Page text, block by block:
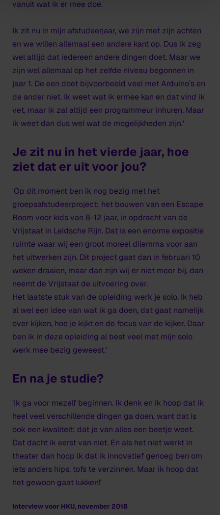
vanuit wat ik er mee doe.
Ik zit nu in mijn afstudeerjaar, we zijn met zijn achten
en we willen allemaal een andere kant op. Dus ik zeg
wel altijd dat iedereen andere dingen doet. Maar we
zijn wel allemaal op het zelfde niveau begonnen in
jaar 1. De een doet bijvoorbeeld veel met Arduino’s en
de ander niet. Ik weet wat ik ermee kan en dat vind ik
vet, maar ik zal altijd een programmeur inhuren. Maar
ik weet dan dus wel wat de mogelijkheden zijn.'
Je zit nu in het vierde jaar, hoe
ziet dat er uit voor jou?
'Op dit moment ben ik nog bezig met het
groepsafstudeerproject; het bouwen van een Escape
Room voor kids van 8-12 jaar, in opdracht van de
Vrijstaat in Leidsche Rijn. Dat is een enorme expositie
ruimte waar wij een groot moreel dilemma voor aan
het uitwerken zijn. Dit project gaat dan in februari 10
weken draaien, maar dan zijn wij er niet meer bij, dan
neemt de Vrijstaat de uitvoering over.
Het laatste stuk van de opleiding werk je solo. Ik heb
al wel een idee van wat ik ga doen, dat gaat namelijk
over kijken, hoe je kijkt en de focus van de kijker. Daar
ben ik in deze opleiding al best veel met mijn solo
werk mee bezig geweest.'
En na je studie?
'Ik ga voor mezelf beginnen. Ik denk en ik hoop dat ik
heel veel verschillende dingen ga doen, want dat is
ook een kwaliteit: dat je van alles een beetje weet.
Dat dacht ik eerst van niet. En als het niet werkt in
theater dan hoop ik dat ik innovatief genoeg ben om
iets anders hips, tofs te verzinnen. Maar ik hoop dat
het gewoon gaat lukken!'
Interview voor HKU, november 2018